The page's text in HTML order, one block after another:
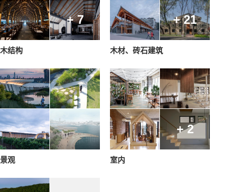
+ 7
木结构
+ 21
木材、砖石建筑
景观
+ 2
室内